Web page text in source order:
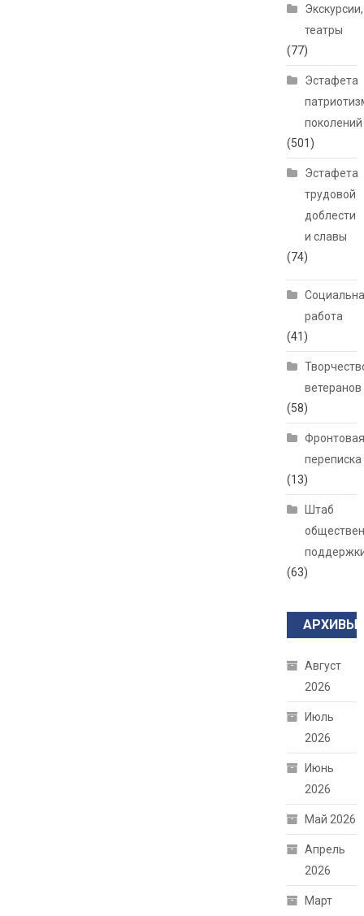
Экскурсии,
театры
(77)
Эстафета
поколений
(501)
Эстафета
трудовой
доблести
и славы
(74)
работа
(41)
ветеранов
(58)
переписка
(13)
Штаб
(63)
АРХИВЫ
Август
2026
Июль
2026
Июнь
2026
Май 2026
Апрель
2026
Март